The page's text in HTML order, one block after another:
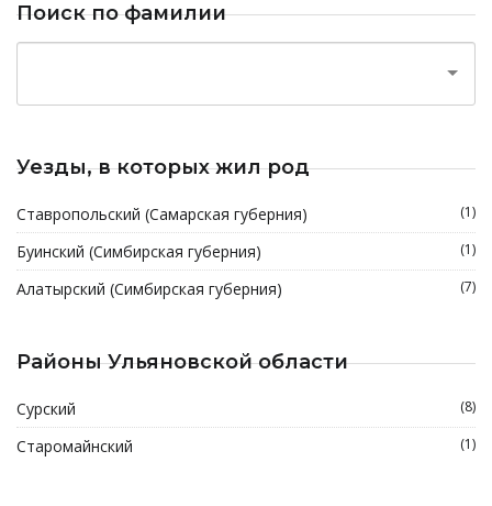
Поиск по фамилии
Уезды, в которых жил род
Ставропольский (Самарская губерния) (1)
Буинский (Симбирская губерния) (1)
Алатырский (Симбирская губерния) (7)
Районы Ульяновской области
Сурский (8)
Старомайнский (1)